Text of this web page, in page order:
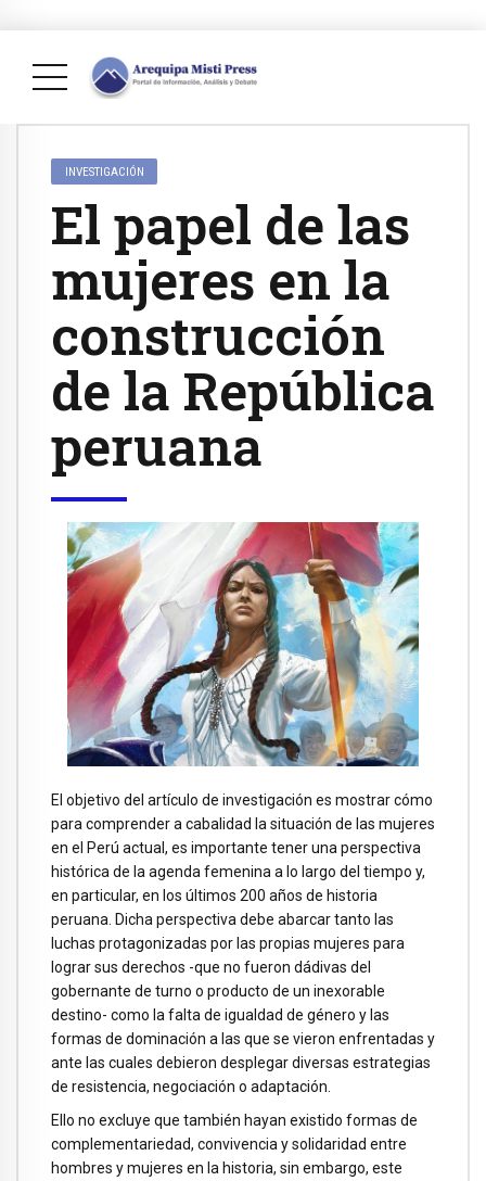
INVESTIGACIÓN
El papel de las
mujeres en la
construcción
de la República
peruana
El objetivo del artículo de investigación es mostrar cómo
para comprender a cabalidad la situación de las mujeres
en el Perú actual, es importante tener una perspectiva
histórica de la agenda femenina a lo largo del tiempo y,
en particular, en los últimos 200 años de historia
peruana. Dicha perspectiva debe abarcar tanto las
luchas protagonizadas por las propias mujeres para
lograr sus derechos -que no fueron dádivas del
gobernante de turno o producto de un inexorable
destino- como la falta de igualdad de género y las
formas de dominación a las que se vieron enfrentadas y
ante las cuales debieron desplegar diversas estrategias
de resistencia, negociación o adaptación.
Ello no excluye que también hayan existido formas de
complementariedad, convivencia y solidaridad entre
hombres y mujeres en la historia, sin embargo, este